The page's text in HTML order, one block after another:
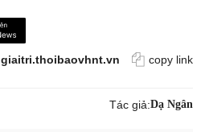
giaitri.thoibaovhnt.vn copy link
Tác giả:Dạ Ngân